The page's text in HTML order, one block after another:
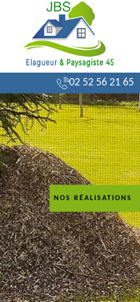
02 52 56 21 65
NOS RÉALISATIONS